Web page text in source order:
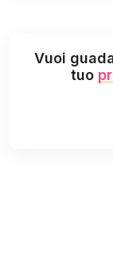
Vuoi
tuo